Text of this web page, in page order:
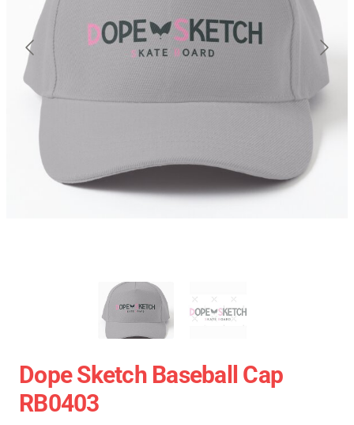
Dope Sketch Baseball Cap
RB0403